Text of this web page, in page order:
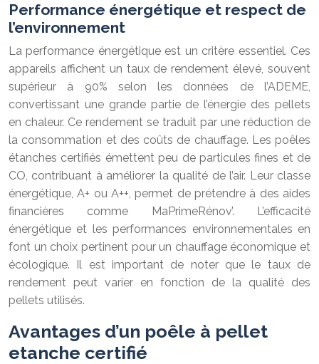
Performance énergétique et respect de
l’environnement
La performance énergétique est un critère essentiel. Ces
appareils affichent un taux de rendement élevé, souvent
supérieur à 90% selon les données de l’ADEME,
convertissant une grande partie de l’énergie des pellets
en chaleur. Ce rendement se traduit par une réduction de
la consommation et des coûts de chauffage. Les poêles
étanches certifiés émettent peu de particules fines et de
CO, contribuant à améliorer la qualité de l’air. Leur classe
énergétique, A+ ou A++, permet de prétendre à des aides
financières comme MaPrimeRénov’. L’efficacité
énergétique et les performances environnementales en
font un choix pertinent pour un chauffage économique et
écologique. Il est important de noter que le taux de
rendement peut varier en fonction de la qualité des
pellets utilisés.
Avantages d’un poêle à pellet
etanche certifié